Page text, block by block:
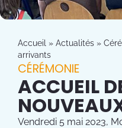
Accueil » Actualités »
arrivants
CÉRÉMONIE
ACCUEIL
Vendredi 5 mai 2023,